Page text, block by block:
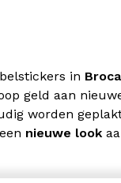
in
geld aan
worden
nieuwe look